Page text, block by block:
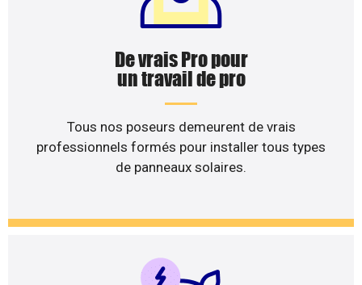
De vrais Pro pour
un travail de pro
Tous nos poseurs demeurent de vrais
professionnels formés pour installer tous types
de panneaux solaires.